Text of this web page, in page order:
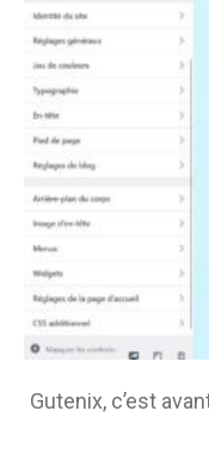
Gutenix, c’est